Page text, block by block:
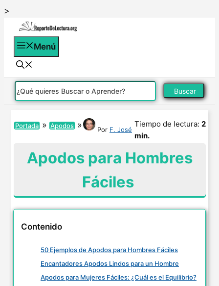
>
contenido
Menú
Buscar
Portada » Apodos » Por F. José
Tiempo de lectura: 2
min.
Apodos para Hombres
Fáciles
Contenido
50 Ejemplos de Apodos para Hombres Fáciles
Encantadores Apodos Lindos para un Hombre
Apodos para Mujeres Fáciles: ¿Cuál es el Equilibrio?